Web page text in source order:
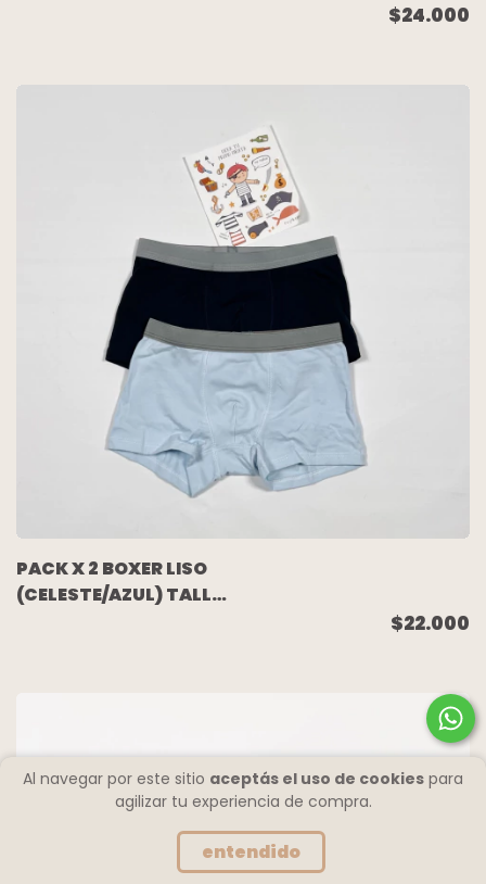
Al navegar por este sitio aceptás el uso de cookies para
agilizar tu experiencia de compra.
entendido
$24.000
PACK X 2 BOXER LISO
(CELESTE/AZUL) TALLE
$22.000